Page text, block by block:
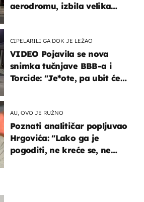
aerodromu, izbila velika
CIPELARILI GA DOK JE LEŽAO
VIDEO Pojavila se nova
snimka tučnjave BBB-a i
Torcide: "Je*ote, pa ubit će
AU, OVO JE RUŽNO
Poznati analitičar popljuvao
Hrgovića: "Lako ga je
pogoditi, ne kreće se, ne